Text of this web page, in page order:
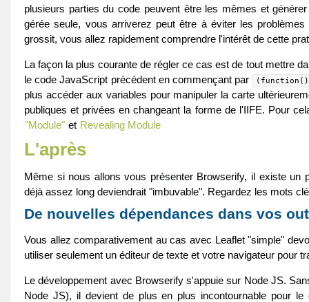
plusieurs parties du code peuvent être les mêmes et
gérée seule, vous arriverez peut être à éviter les
grossit, vous allez rapidement comprendre l'intérêt de cette
La façon la plus courante de régler ce cas est de tout mettre
le code JavaScript précédent en commençant par
plus accéder aux variables pour manipuler la carte
publiques et privées en changeant la forme de l'IIFE. Pour
"Module" et Revealing Module
L'après
Même si nous allons vous présenter Browserify, il existe un
déjà assez long deviendrait "imbuvable". Regardez les mots
De nouvelles dépendances dans vos
Vous allez comparativement au cas avec Leaflet "simple"
utiliser seulement un éditeur de texte et votre navigateur pour
Le développement avec Browserify s'appuie sur Node JS.
Node JS), il devient de plus en plus incontournable pour